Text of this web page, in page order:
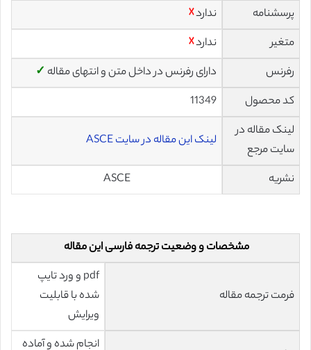
پرسشنامه
ندارد☓
متغیر
ندارد☓
رفرنس
دارای رفرنس در داخل متن و انتهای مقاله ✓
کد محصول
11349
لینک مقاله در
سایت مرجع
لینک این مقاله در سایت ASCE
نشریه ASCE
مشخصات و وضعیت ترجمه فارسی این مقاله
فرمت ترجمه مقاله
pdf و ورد تایپ
شده با قابلیت
ویرایش
انجام شده و آماده